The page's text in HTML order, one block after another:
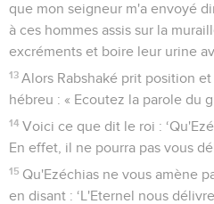
que mon seigneur m'a envoyé
à ces hommes assis sur la
excréments et boire leur urine
13 Alors Rabshaké prit position
hébreu : « Ecoutez la parole du
14 Voici ce que dit le roi :
En effet, il ne pourra pas vous
15 Qu'Ezéchias ne vous amène
en disant : ‘L'Eternel nous